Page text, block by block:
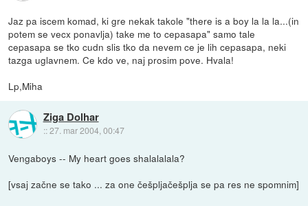
Jaz pa iscem komad, ki gre nekak takole "there is a boy la la la...(in
potem se vecx ponavlja) take me to cepasapa" samo tale
cepasapa se tko cudn slis tko da nevem ce je lih cepasapa, neki
tazga uglavnem. Ce kdo ve, naj prosim pove. Hvala!
Lp,Miha
Ziga Dolhar
::27. mar 2004, 00:47
Vengaboys -- My heart goes shalalalala?
[vsaj začne se tako ... za one češpljačešplja se pa res ne spomnim]